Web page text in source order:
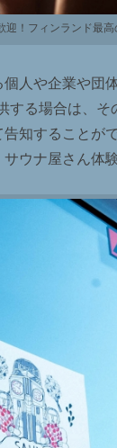
！フィンランド最
人や企業や団
する場合は、
知することが
ウナ屋さん体